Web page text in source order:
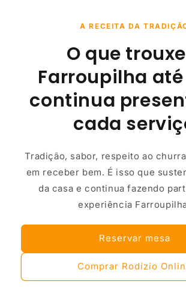
A RECEITA DA
O que
Farroupilha
continua
cada
Tradição, sabor, respeito ao
em receber bem. É isso que
da casa e continua fazendo
experiência
Reservar mesa
Comprar Rodízio